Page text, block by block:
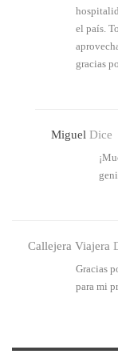
el país.
gracias
Miguel Dice
Callejera Viajera
Gracias
para mi